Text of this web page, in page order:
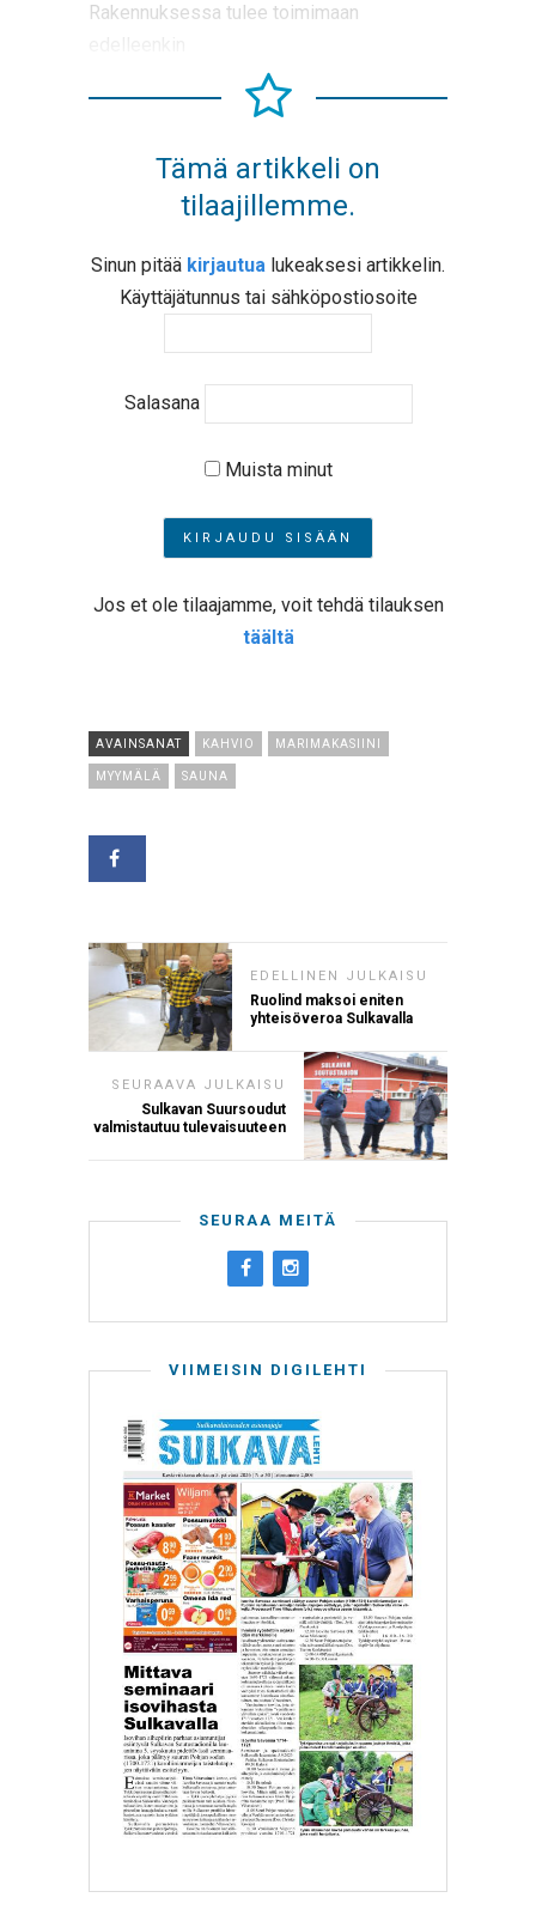
Rakennuksessa tulee toimimaan
Tämä artikkeli on
tilaajillemme.
Sinun pitää kirjautua lukeaksesi artikkelin.
Käyttäjätunnus tai sähköpostiosoite
Salasana
Muista minut
Jos et ole tilaajamme, voit tehdä tilauksen
täältä
AVAINSANAT KAHVIO MARIMAKASIINI
MYYMÄLÄ SAUNA
EDELLINEN JULKAISU
Ruolind maksoi eniten
yhteisöveroa Sulkavalla
SEURAAVA JULKAISU
Sulkavan Suursoudut
valmistautuu tulevaisuuteen
SEURAA MEITÄ
VIIMEISIN DIGILEHTI